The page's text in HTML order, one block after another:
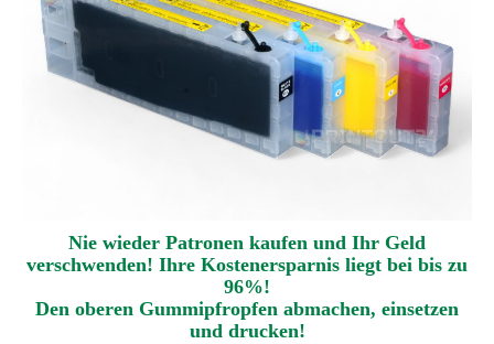
Nie wieder Patronen kaufen und Ihr Geld
verschwenden! Ihre Kostenersparnis liegt bei bis zu
96%!
Den oberen Gummipfropfen abmachen, einsetzen
und drucken!